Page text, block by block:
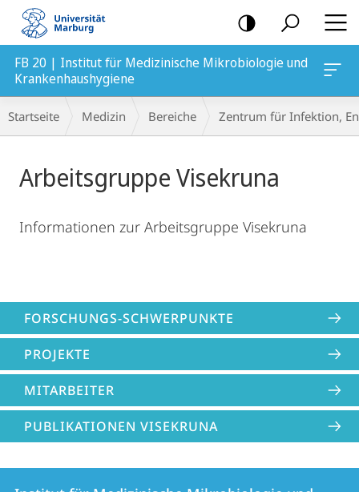
Mobile-
Navigation
FB 20 | Institut für Medizinische Mikrobiologie und
Krankenhaushygiene
Hauptinhalt
Breadcrumb-
Navigation
Startseite Medizin Bereiche Zentrum für Infektion,
Arbeitsgruppe Visekruna
Informationen zur Arbeitsgruppe Visekruna
FORSCHUNGS-SCHWERPUNKTE
PROJEKTE
MITARBEITER
PUBLIKATIONEN VISEKRUNA
Kontakt
Kontaktinformationen